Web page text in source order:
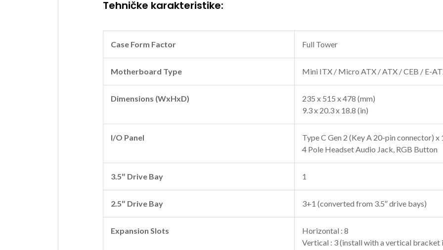
Tehničke karakteristike:
Case Form Factor Full Tower
Motherboard Type Mini ITX / Micro ATX / ATX / CEB / E-
Dimensions (WxHxD)
235 x 515 x 478 (mm)
9.3 x 20.3 x 18.8 (in)
I/O Panel
Type C Gen 2 (Key A 20-pin connector) x
4 Pole Headset Audio Jack, RGB Button
3.5″ Drive Bay 1
2.5″ Drive Bay 3+1 (converted from 3.5″ drive bays)
Expansion Slots
Horizontal : 8
Vertical : 3 (install with a vertical bracket